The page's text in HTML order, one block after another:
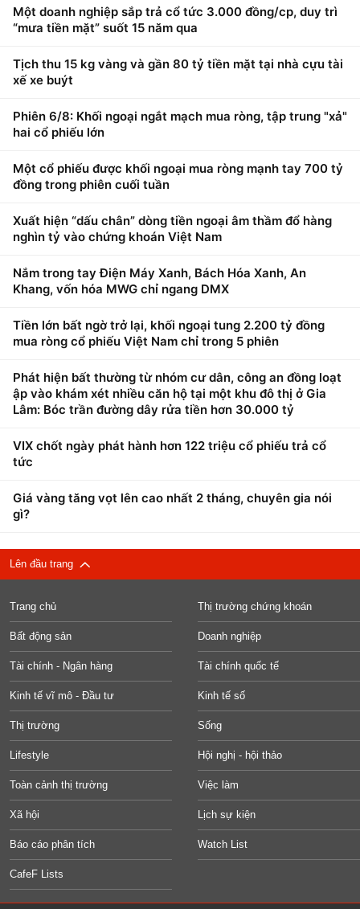
Một doanh nghiệp sắp trả cổ tức 3.000 đồng/cp, duy trì
“mưa tiền mặt” suốt 15 năm qua
Tịch thu 15 kg vàng và gần 80 tỷ tiền mặt tại nhà cựu tài
xế xe buýt
Phiên 6/8: Khối ngoại ngắt mạch mua ròng, tập trung "xả"
hai cổ phiếu lớn
Một cổ phiếu được khối ngoại mua ròng mạnh tay 700 tỷ
đồng trong phiên cuối tuần
Xuất hiện “dấu chân” dòng tiền ngoại âm thầm đổ hàng
nghìn tỷ vào chứng khoán Việt Nam
Nắm trong tay Điện Máy Xanh, Bách Hóa Xanh, An
Khang, vốn hóa MWG chỉ ngang DMX
Tiền lớn bất ngờ trở lại, khối ngoại tung 2.200 tỷ đồng
mua ròng cổ phiếu Việt Nam chỉ trong 5 phiên
Phát hiện bất thường từ nhóm cư dân, công an đồng loạt
ập vào khám xét nhiều căn hộ tại một khu đô thị ở Gia
Lâm: Bóc trần đường dây rửa tiền hơn 30.000 tỷ
VIX chốt ngày phát hành hơn 122 triệu cổ phiếu trả cổ
tức
Giá vàng tăng vọt lên cao nhất 2 tháng, chuyên gia nói
gì?
Lên đầu trang
Trang chủ
Bất động sản
Tài chính - Ngân hàng
Kinh tế vĩ mô - Đầu tư
Thị trường
Lifestyle
Toàn cảnh thị trường
Xã hội
Báo cáo phân tích
CafeF Lists
Thị trường chứng khoán
Doanh nghiệp
Tài chính quốc tế
Kinh tế số
Sống
Hội nghị - hội thảo
Việc làm
Lịch sự kiện
Watch List